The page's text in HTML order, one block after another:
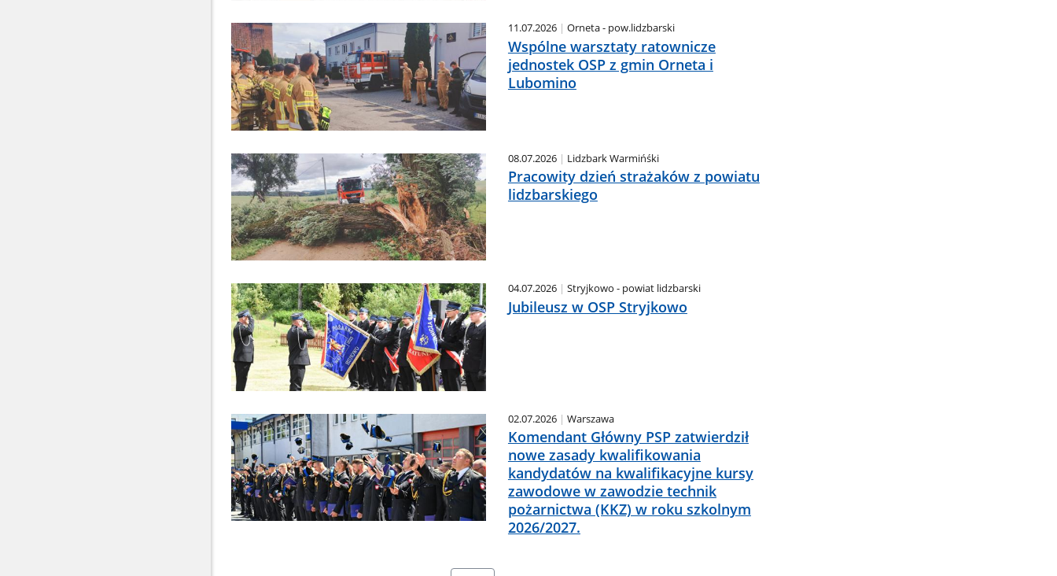
11.07.2026 Orneta - pow.lidzbarski
Wspólne warsztaty ratownicze
jednostek OSP z gmin Orneta i
Lubomino
08.07.2026 Lidzbark Warmińśki
Pracowity dzień strażaków z powiatu
lidzbarskiego
04.07.2026 Stryjkowo - powiat lidzbarski
Jubileusz w OSP Stryjkowo
02.07.2026 Warszawa
Komendant Główny PSP zatwierdził
nowe zasady kwalifikowania
kandydatów na kwalifikacyjne kursy
zawodowe w zawodzie technik
pożarnictwa (KKZ) w roku szkolnym
2026/2027.